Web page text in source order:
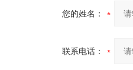
您的姓名：
联系电话：